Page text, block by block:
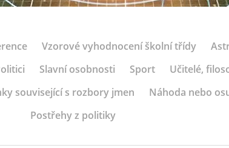
Vzorové vyhodnocení školní třídy
Slavní osobnosti Sport Učitelé,
související s rozbory jmen Náhoda nebo
Postřehy z politiky